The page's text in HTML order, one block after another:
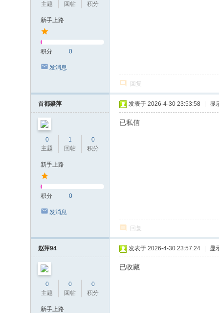
主题
回帖
积分
新手上路
积分 0
发消息
回复
首都梁萍
0
主题
1
回帖
0
积分
新手上路
积分 0
发消息
发表于 2026-4-30 23:53:58 显
已私信
回复
赵萍94
0
主题
0
回帖
0
积分
新手上路
发表于 2026-4-30 23:57:24 显
已收藏